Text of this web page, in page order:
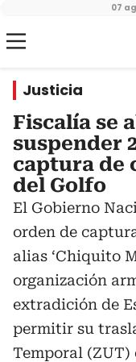
07
Justicia
Fiscalía se
suspender
captura de
del Golfo
El Gobierno
orden de
alias ‘Chiquito
organización
extradición de
permitir su
Temporal (ZUT)